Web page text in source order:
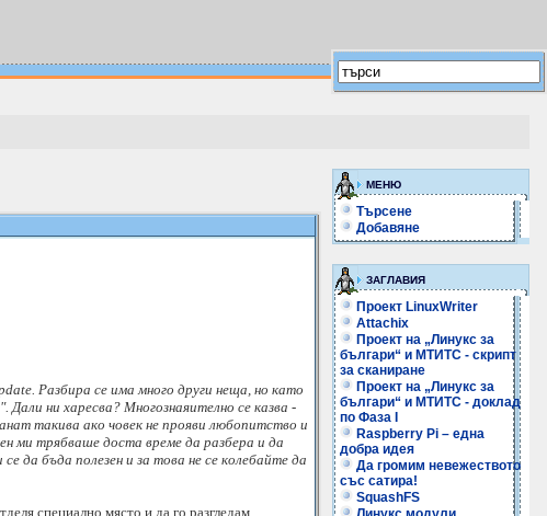
Разбира се има много други неща, но като
ни харесва? Многознаяително се казва -
такива ако човек не прояви любопитство и
ми трябваше доста време да разбера и да
бъда полезен и за това не се колебайте да
специално място и да го разгледам
МЕНЮ
Търсене
Добавяне
ЗАГЛАВИЯ
Проект LinuxWriter
Attachix
Проект на „Линукс за
българи“ и МТИТС - скрипт
за сканиране
Проект на „Линукс за
българи“ и МТИТС - доклад
по Фаза I
Raspberry Pi – една
добра идея
Да громим невежеството
със сатира!
SquashFS